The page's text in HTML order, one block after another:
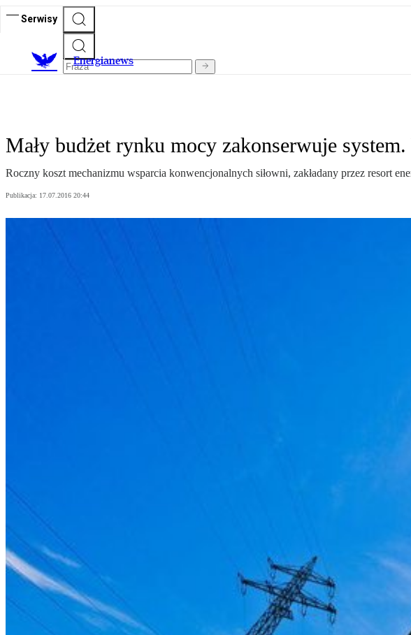
Serwisy
Energianews
Mały budżet rynku mocy zakonserwuje
Roczny koszt mechanizmu wsparcia konwencjonalnych siłowni, zakładany przez resort
Publikacja: 17.07.2016 20:44